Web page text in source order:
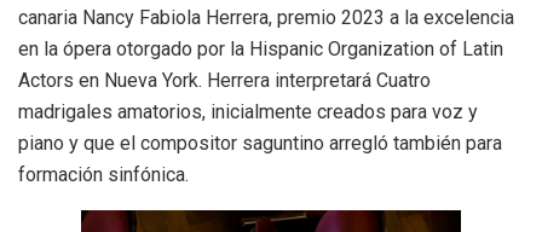
canaria Nancy Fabiola Herrera, premio 2023 a la excelencia
en la ópera otorgado por la Hispanic Organization of Latin
Actors en Nueva York. Herrera interpretará Cuatro
madrigales amatorios, inicialmente creados para voz y
piano y que el compositor saguntino arregló también para
formación sinfónica.